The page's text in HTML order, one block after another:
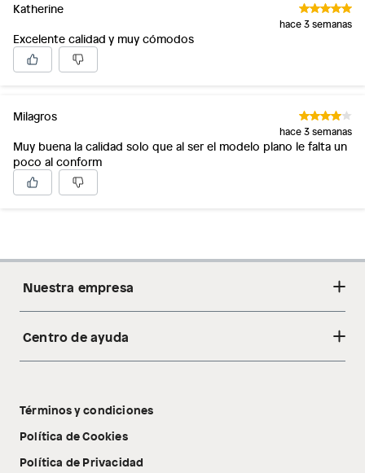
Katherine
hace 3 semanas
Excelente calidad y muy cómodos
Milagros
hace 3 semanas
Muy buena la calidad solo que al ser el modelo plano le falta un
poco al conform
Nuestra empresa
Acerca de nosotros
Tecnología Pillow Walk
Centro de ayuda
Libro de reclamaciones
Términos y condiciones
Política de Cookies
Política de Privacidad